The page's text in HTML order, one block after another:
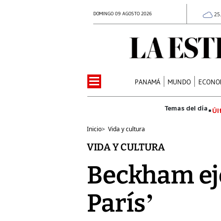
DOMINGO 09 AGOSTO 2026
PANAMÁ MUNDO
Inicio> Vida y cultura
VIDA Y CULTURA
Beckham
París’